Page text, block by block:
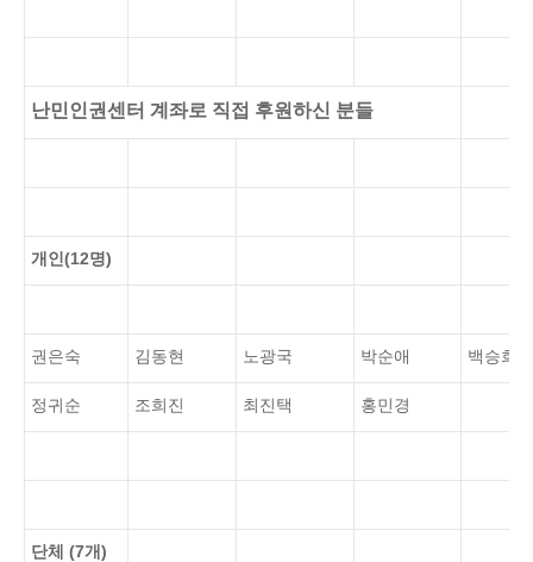
난민인권센터 계좌로 직접 후원하신 분들
개인(12명)
권은숙 김동현 노광국 박순애 백승희
정귀순 조희진 최진택 홍민경
단체 (7개)